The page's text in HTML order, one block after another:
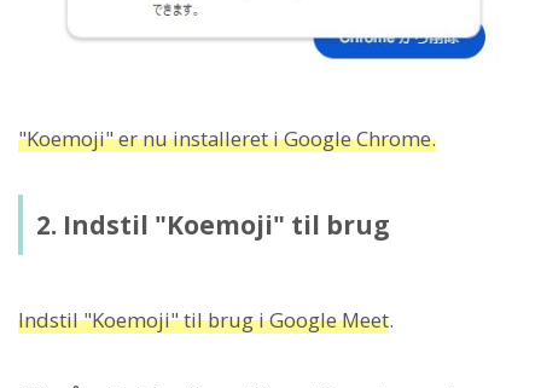
"Koemoji" er nu installeret i Google Chrome.
2. Indstil "Koemoji" til brug
Indstil "Koemoji" til brug i Google Meet.